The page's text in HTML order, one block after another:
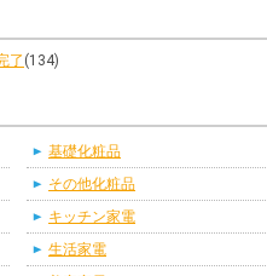
了 (134)
基礎化粧品
その他化粧品
キッチン家電
生活家電